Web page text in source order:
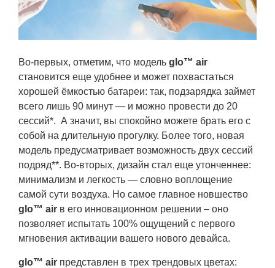
Во-первых, отметим, что модель glo™ air
становится еще удобнее и может похвастаться
хорошей ёмкостью батареи: так, подзарядка займет
всего лишь 90 минут — и можно провести до 20
сессий*. А значит, вы спокойно можете брать его с
собой на длительную прогулку. Более того, новая
модель предусматривает возможность двух сессий
подряд**. Во-вторых, дизайн стал еще утонченнее:
минимализм и легкость — словно воплощение
самой сути воздуха. Но самое главное новшество
glo™ air в его инновационном решении – оно
позволяет испытать 100% ощущений с первого
мгновения активации вашего нового девайса.
glo™ air представлен в трех трендовых цветах: